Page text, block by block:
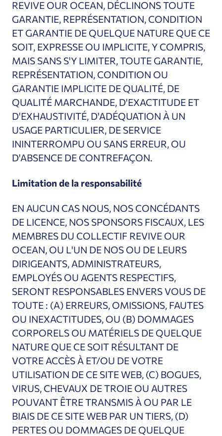
REVIVE OUR OCEAN, DÉCLINONS TOUTE
GARANTIE, REPRÉSENTATION, CONDITION
ET GARANTIE DE QUELQUE NATURE QUE CE
SOIT, EXPRESSE OU IMPLICITE, Y COMPRIS,
MAIS SANS S'Y LIMITER, TOUTE GARANTIE,
REPRÉSENTATION, CONDITION OU
GARANTIE IMPLICITE DE QUALITÉ, DE
QUALITÉ MARCHANDE, D'EXACTITUDE ET
D'EXHAUSTIVITÉ, D'ADÉQUATION À UN
USAGE PARTICULIER, DE SERVICE
ININTERROMPU OU SANS ERREUR, OU
D'ABSENCE DE CONTREFAÇON.
Limitation de la responsabilité
EN AUCUN CAS NOUS, NOS CONCÉDANTS
DE LICENCE, NOS SPONSORS FISCAUX, LES
MEMBRES DU COLLECTIF REVIVE OUR
OCEAN, OU L'UN DE NOS OU DE LEURS
DIRIGEANTS, ADMINISTRATEURS,
EMPLOYÉS OU AGENTS RESPECTIFS,
SERONT RESPONSABLES ENVERS VOUS DE
TOUTE : (A) ERREURS, OMISSIONS, FAUTES
OU INEXACTITUDES, OU (B) DOMMAGES
CORPORELS OU MATÉRIELS DE QUELQUE
NATURE QUE CE SOIT RÉSULTANT DE
VOTRE ACCÈS À ET/OU DE VOTRE
UTILISATION DE CE SITE WEB, (C) BOGUES,
VIRUS, CHEVAUX DE TROIE OU AUTRES
POUVANT ÊTRE TRANSMIS À OU PAR LE
BIAIS DE CE SITE WEB PAR UN TIERS, (D)
PERTES OU DOMMAGES DE QUELQUE